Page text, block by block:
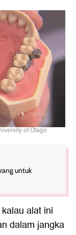
of Otago
untuk
alat ini
dalam jangka